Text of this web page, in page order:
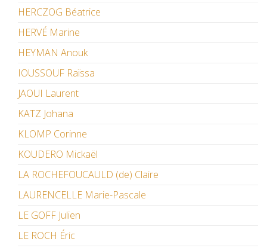
HERCZOG Béatrice
HERVÉ Marine
HEYMAN Anouk
IOUSSOUF Raïssa
JAOUI Laurent
KATZ Johana
KLOMP Corinne
KOUDERO Mickaël
LA ROCHEFOUCAULD (de) Claire
LAURENCELLE Marie-Pascale
LE GOFF Julien
LE ROCH Éric